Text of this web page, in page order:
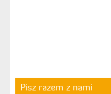
Pisz razem z nami